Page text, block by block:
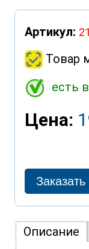
Артикул:
Товар
есть
Цена:
Описание